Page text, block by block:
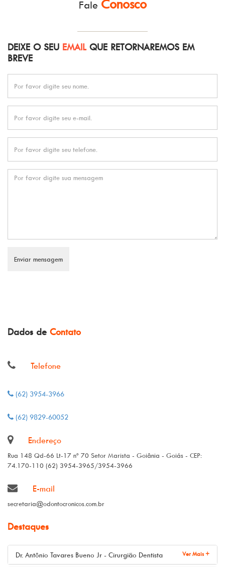
Fale Conosco
DEIXE O SEU EMAIL QUE RETORNAREMOS EM
BREVE
Dados de Contato
Telefone
(62) 3954-3966
(62) 9829-60052
Endereço
Rua 148 Qd-66 Lt-17 nº 70 Setor Marista - Goiânia - Goiás - CEP:
74.170-110 (62) 3954-3965/3954-3966
E-mail
secretaria@odontocronicos.com.br
Destaques
Dr. Antônio Tavares Bueno Jr - Cirurgião Dentista Ver Mais +